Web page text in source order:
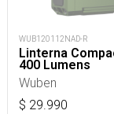
WUB120112NAD-R
Linterna
400 Lumens
Wuben
$ 29.990